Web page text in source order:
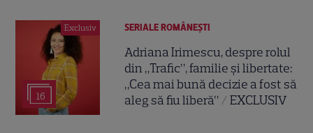
Exclusiv
16
SERIALE ROMÂNEŞTI
Adriana Irimescu, despre rolul
din „Trafic”, familie și libertate:
„Cea mai bună decizie a fost să
aleg să fiu liberă” / EXCLUSIV